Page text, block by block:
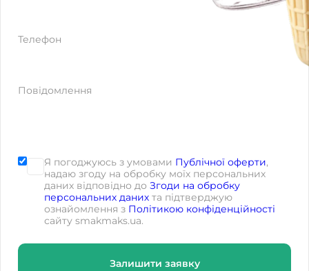
Телефон
Повідомлення
Я погоджуюсь з умовами Публічної оферти,
надаю згоду на обробку моїх персональних
даних відповідно до Згоди на обробку
персональних даних та підтверджую
ознайомлення з Політикою конфіденційності
сайту smakmaks.ua.
Залишити заявку